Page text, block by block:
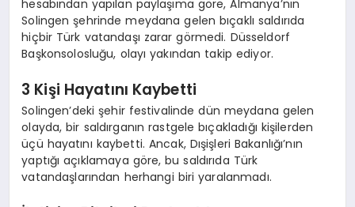
hesabından yapılan paylaşıma göre, Almanya’nın
Solingen şehrinde meydana gelen bıçaklı saldırıda
hiçbir Türk vatandaşı zarar görmedi. Düsseldorf
Başkonsolosluğu, olayı yakından takip ediyor.
3 Kişi Hayatını Kaybetti
Solingen’deki şehir festivalinde dün meydana gelen
olayda, bir saldırganın rastgele bıçakladığı kişilerden
üçü hayatını kaybetti. Ancak, Dışişleri Bakanlığı’nın
yaptığı açıklamaya göre, bu saldırıda Türk
vatandaşlarından herhangi biri yaralanmadı.